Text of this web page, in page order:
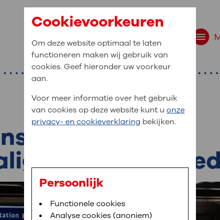
navigatie
bent u naar op
,MijnOLVG,Uw bezoek aan OLVG
medische gegevens
In MijnOLVG kunt u uw medische
het u uitkomt. OLVG breidt MijnOLVG
en
Cookievoorkeuren
Om deze website optimaal te laten
functioneren maken wij gebruik van
cookies. Geef hieronder uw voorkeur
aan.
Voor meer informatie over het gebruik
van cookies op deze website kunt u onze
privacy- en cookieverklaring bekijken.
Persoonlijk
Functionele cookies
Analyse cookies (anoniem)